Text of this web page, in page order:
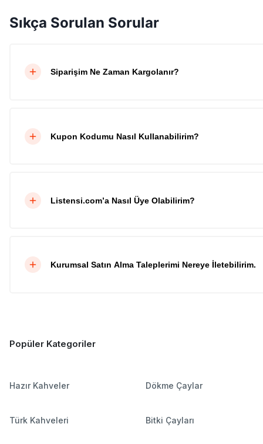
Sıkça Sorulan Sorular
Siparişim Ne Zaman Kargolanır?
Kupon Kodumu Nasıl Kullanabilirim?
Listensi.com’a Nasıl Üye Olabilirim?
Kurumsal Satın Alma Taleplerimi Nereye İletebilirim.
Popüler Kategoriler
Hazır Kahveler Dökme Çaylar
Türk Kahveleri Bitki Çayları